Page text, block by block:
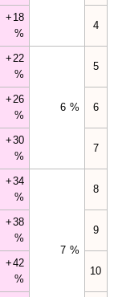
+18
%
4
+22
%
6 %
5
+26
%
6
+30
%
7
+34
%
7 %
8
+38
%
9
+42
%
10